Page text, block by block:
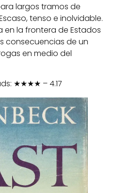
largos tramos de
tenso e inolvidable.
en la frontera de Estados
consecuencias de un
en medio del
★★★★ – 4.17